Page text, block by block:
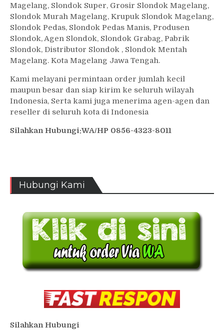
Magelang, Slondok Super, Grosir Slondok Magelang,
Slondok Murah Magelang, Krupuk Slondok Magelang,
Slondok Pedas, Slondok Pedas Manis, Produsen
Slondok, Agen Slondok, Slondok Grabag, Pabrik
Slondok, Distributor Slondok , Slondok Mentah
Magelang. Kota Magelang Jawa Tengah.
Kami melayani permintaan order jumlah kecil
maupun besar dan siap kirim ke seluruh wilayah
Indonesia, Serta kami juga menerima agen-agen dan
reseller di seluruh kota di Indonesia
Silahkan Hubungi:WA/HP 0856-4323-8011
Hubungi Kami
Silahkan Hubungi